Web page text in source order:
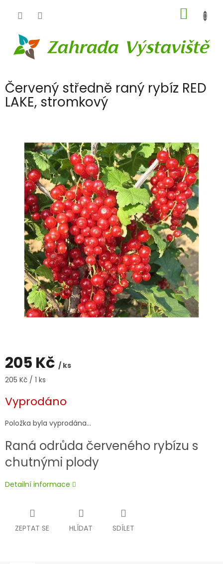
KOŠÍK
Červený středně raný rybíz RED
LAKE, stromkový
205 Kč / ks
Měrná
205 Kč / 1 ks
Vyprodáno
Položka byla vyprodána…
Raná odrůda červeného rybízu s
chutnými plody
Detailní informace
ZEPTAT SE HLÍDAT SDÍLET